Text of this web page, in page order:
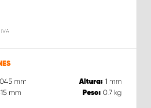
IVA
mm Altura: 1 mm
mm Peso: 0.7 kg